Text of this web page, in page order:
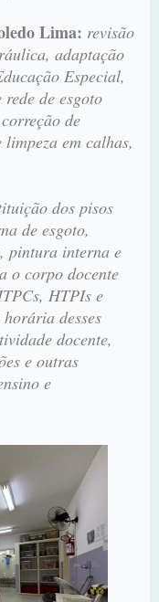
Lima: revisão
adaptação
Especial,
de esgoto
de
em calhas,
dos pisos
de esgoto,
pintura interna e
o corpo docente
HTPIs e
desses
docente,
e outras
e